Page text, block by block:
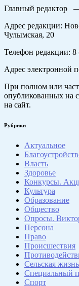
Главный редактор
Адрес редакции:
Чулымская, 20
Телефон редакции: 8
Адрес электронной
При полном или
опубликованных на
на сайт.
Рубрики
Актуальное
Власть
Здоровье
Конкурсы.
Культура
Образование
Общество
Опросы.
Персона
Право
Происшествия
Сельская жизнь
Специальный
Спорт